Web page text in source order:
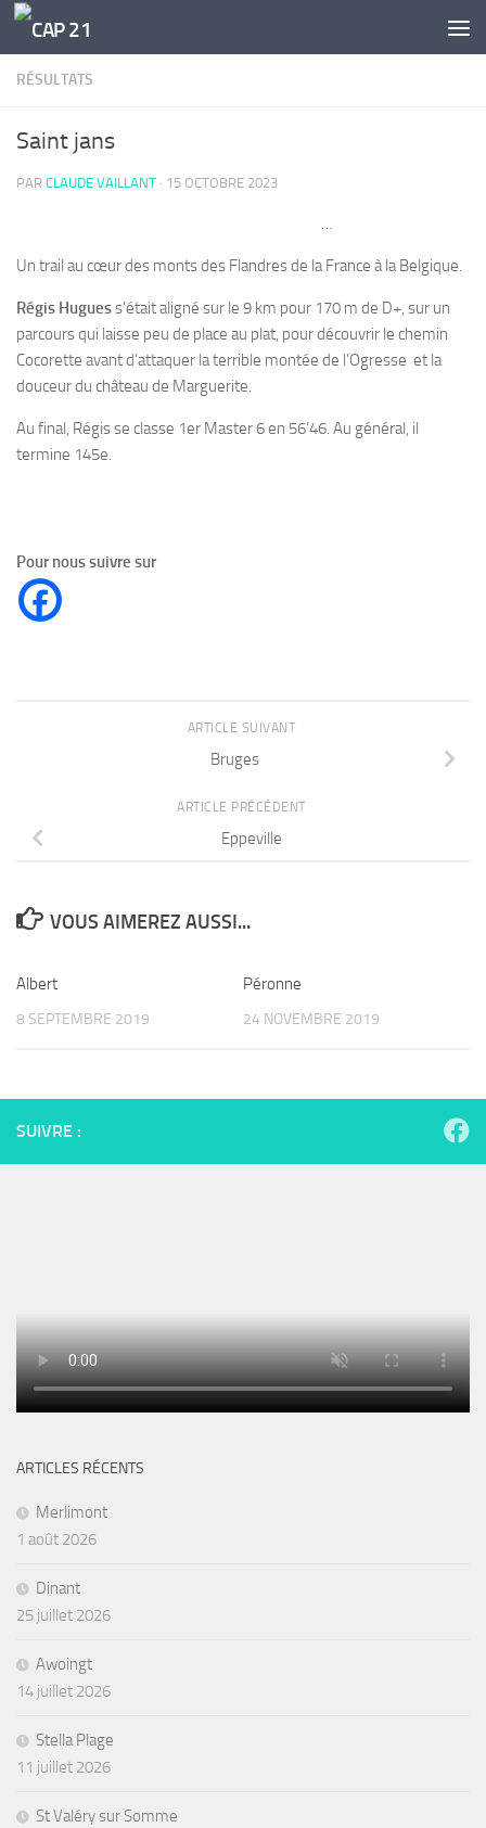
Skip to content
RÉSULTATS
Saint jans
PAR CLAUDE VAILLANT · 15 OCTOBRE 2023
…
Un trail au cœur des monts des Flandres de la France à la Belgique.
Régis Huguess’était aligné sur le 9 km pour 170 m de D+, sur un
parcours qui laisse peu de place au plat, pour découvrir le chemin
Cocorette avant d’attaquer la terrible montée de l’Ogresse et la
douceur du château de Marguerite.
Au final, Régis se classe 1er Master 6 en 56’46. Au général, il
termine 145e.
Pour nous suivre sur
ARTICLE SUIVANT
Bruges
ARTICLE PRÉCÉDENT
Eppeville
VOUS AIMEREZ AUSSI...
Albert
8 SEPTEMBRE 2019
Péronne
24 NOVEMBRE 2019
SUIVRE :
ARTICLES RÉCENTS
Merlimont
1 août 2026
Dinant
25 juillet 2026
Awoingt
14 juillet 2026
Stella Plage
11 juillet 2026
St Valéry sur Somme